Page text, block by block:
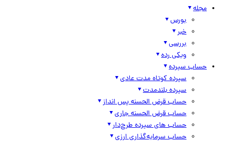
مجله
بورس
خبر
بررسی
ویکی رده
حساب سپرده
سپرده کوتاه مدت عادی
سپرده بلندمدت
حساب قرض الحسنه پس انداز
حساب قرض الحسنه جاری
حساب های سپرده طرح‌دار
حساب سرمایه‌گذاری ارزی